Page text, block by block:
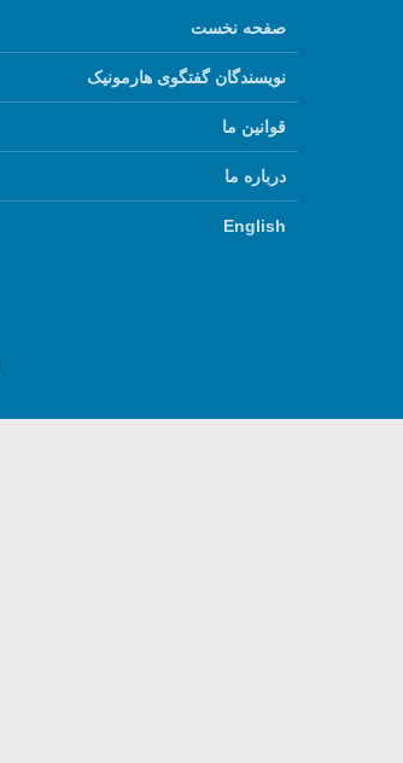
صفحه نخست
نویسندگان گفتگوی هارمونیک
قوانین ما
درباره ما
English